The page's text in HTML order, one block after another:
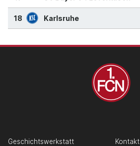
18 Karlsruhe
Geschichtswerkstatt
Kontakt